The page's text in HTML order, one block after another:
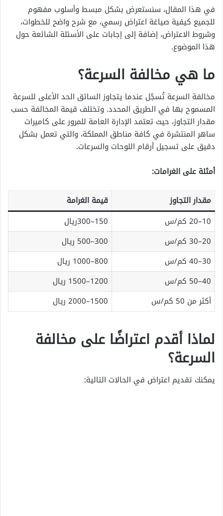
في هذا المقال، سنستعرض بشكل مبسط وأسلوب مفهوم
للجميع كيفية صياغة اعتراض رسمي، مع شرح واضح للخطوات،
وشروط الاعتراض، إضافة إلى إجابات على الأسئلة الشائعة حول
هذا الموضوع.
ما هي مخالفة السرعة؟
مخالفة السرعة تُسجّل عندما يتجاوز السائق الحد الأعلى للسرعة
المسموح بها في الطريق المحدد. وتختلف قيمة المخالفة حسب
مقدار التجاوز، حيث تعتمد الإدارة العامة للمرور على كاميرات
ساهر المنتشرة في كافة مناطق المملكة، والتي تعمل بشكل
دقيق على تسجيل أرقام اللوحات والسرعات.
أمثلة على الغرامات:
مقدار التجاوز
قيمة الغرامة
10–20 كم/س
150–300ريال
20–30 كم/س
300–500 ريال
30–40 كم/س
800–1000 ريال
40–50 كم/س
1200–1500 ريال
أكثر من 50 كم/س
1500–2000 ريال
لماذا أقدم اعتراضًا على مخالفة
السرعة؟
يمكنك تقديم اعتراض في الحالات التالية: